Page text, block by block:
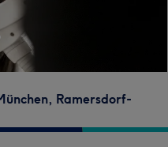
Ramersdorf-